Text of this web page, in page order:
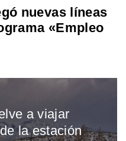
nuevas líneas
«Empleo
a viajar
la estación